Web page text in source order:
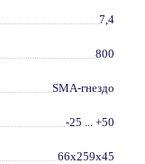
компьютера
7,4
800
SMA-гнездо
-25 ... +50
66x259x45